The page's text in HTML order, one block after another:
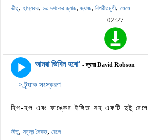
ভীতু, হাস্যকর, ৬০ দশকের জ্যাজ,জ্যাজ, বিপরীতমুখী, মেমে
02:27
আমরা ভিবিন হবো' - দ্বারা David Robson
> ট্র্যাক সংস্করণ
হিপ-হপ এবং ফাঙ্কের ইঙ্গিত সহ একটি দুষ্টু রেগে
ভীতু, সমুদ্র সৈকত, রেগে